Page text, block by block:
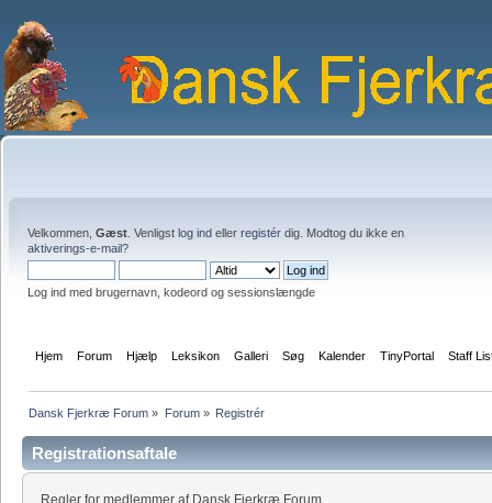
Velkommen, Gæst . Venligst log ind eller registér dig. Modtog du ikke en
aktiverings-e-mail?
Log ind med brugernavn, kodeord og sessionslængde
Hjem Forum Hjælp Leksikon Galleri Søg Kalender TinyPortal Staff
Dansk Fjerkræ Forum » Forum» Registrér
Registrationsaftale
Regler for medlemmer af Dansk Fjerkræ Forum.